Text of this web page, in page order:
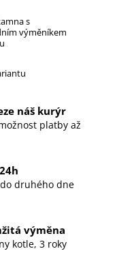
s
výměníkem
náš kurýr
platby až
druhého dne
výměna
kotle, 3 roky